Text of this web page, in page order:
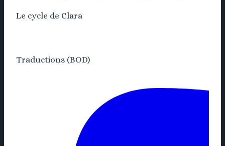
Le cycle de Clara
Traductions (BOD)